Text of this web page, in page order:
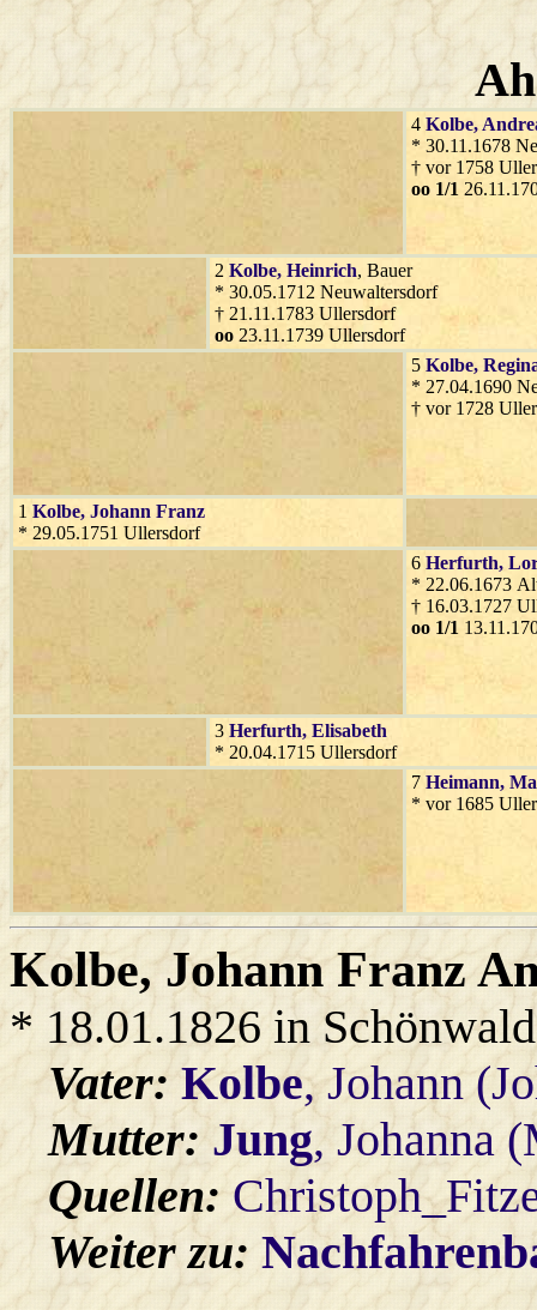
4 Kolbe,
* 30.11.1678
† vor 1758
oo 1/1
2 Kolbe, Heinrich, Bauer
* 30.05.1712 Neuwaltersdorf
† 21.11.1783 Ullersdorf
oo 23.11.1739 Ullersdorf
5 Kolbe,
* 27.04.1690
† vor 1728
1 Kolbe, Johann Franz
* 29.05.1751 Ullersdorf
6 Herfurth,
* 22.06.1673
† 16.03.1727
oo 1/1
3 Herfurth, Elisabeth
* 20.04.1715 Ullersdorf
7 Heimann,
* vor 1685
Kolbe, Johann Franz
* 18.01.1826 in
Vater:Kolbe, Johann
Mutter:Jung, Johanna
Quellen:
Weiter zu: